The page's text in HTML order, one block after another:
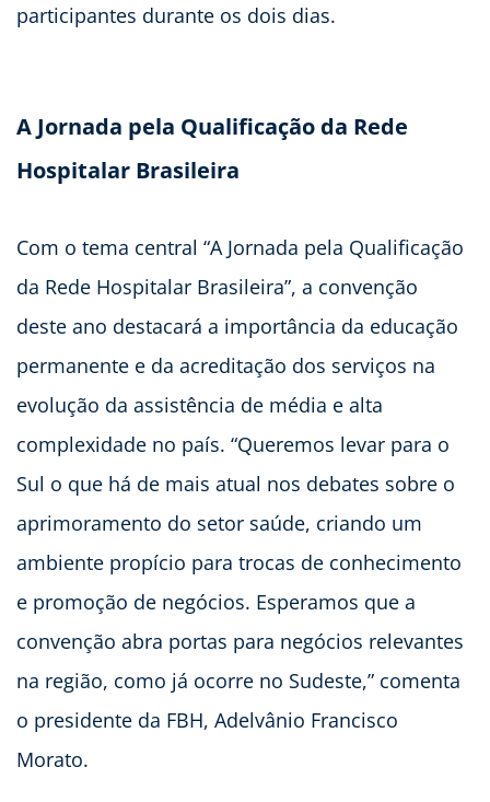
participantes durante os dois dias.
A Jornada pela Qualificação da Rede
Hospitalar Brasileira
Com o tema central “A Jornada pela Qualificação
da Rede Hospitalar Brasileira”, a convenção
deste ano destacará a importância da educação
permanente e da acreditação dos serviços na
evolução da assistência de média e alta
complexidade no país. “Queremos levar para o
Sul o que há de mais atual nos debates sobre o
aprimoramento do setor saúde, criando um
ambiente propício para trocas de conhecimento
e promoção de negócios. Esperamos que a
convenção abra portas para negócios relevantes
na região, como já ocorre no Sudeste,” comenta
o presidente da FBH, Adelvânio Francisco
Morato.